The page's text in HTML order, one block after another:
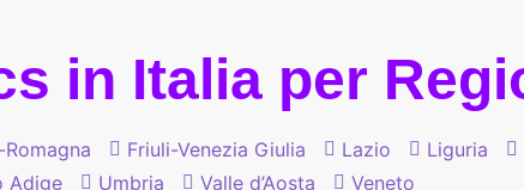
in Italia per
Friuli-Venezia Giulia Lazio Liguria
Adige Umbria Valle d’Aosta Veneto